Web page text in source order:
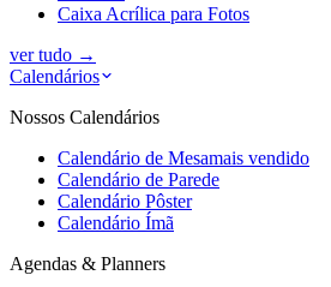
Caixa Acrílica para Fotos
ver tudo →
Calendários
Nossos Calendários
Calendário de Mesamais vendido
Calendário de Parede
Calendário Pôster
Calendário Ímã
Agendas & Planners